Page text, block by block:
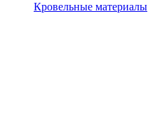
Кровельные материалы